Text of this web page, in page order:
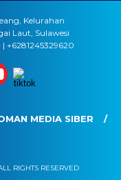
Kelurahan
Laut, Sulawesi
| +6281245329620
MEDIA SIBER
RIGHTS RESERVED